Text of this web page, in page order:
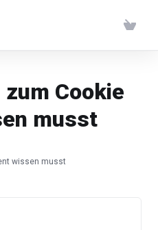
Cookie
musst
wissen musst